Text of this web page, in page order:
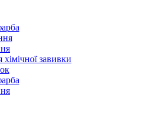
хімічної завивки